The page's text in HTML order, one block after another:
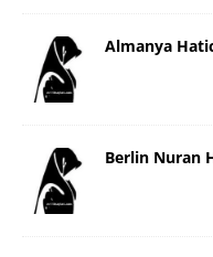
Almanya
Berlin Nuran